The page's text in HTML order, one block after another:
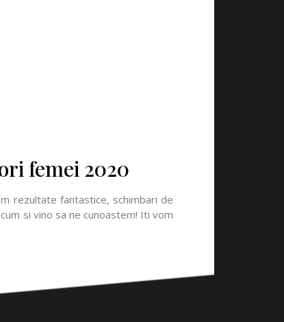
femei 2020
rezultate fantastice, schimbari de
si vino sa ne cunoastem! Iti vom